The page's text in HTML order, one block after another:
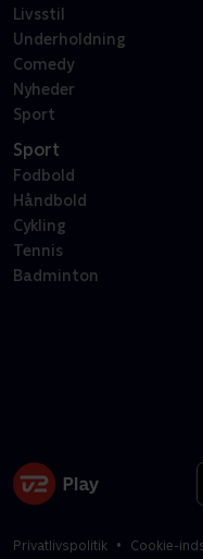
Livsstil
Underholdning
Comedy
Nyheder
Sport
Sport
Fodbold
Håndbold
Cykling
Tennis
Badminton
Privatlivspolitik Cookie-